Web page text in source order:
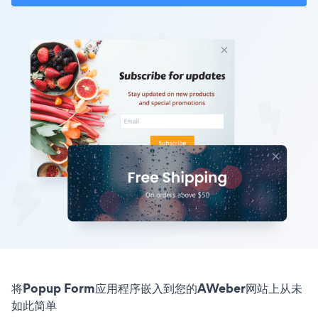
将Popup Form应用程序嵌入到您的AWeber网站上从未
如此简单